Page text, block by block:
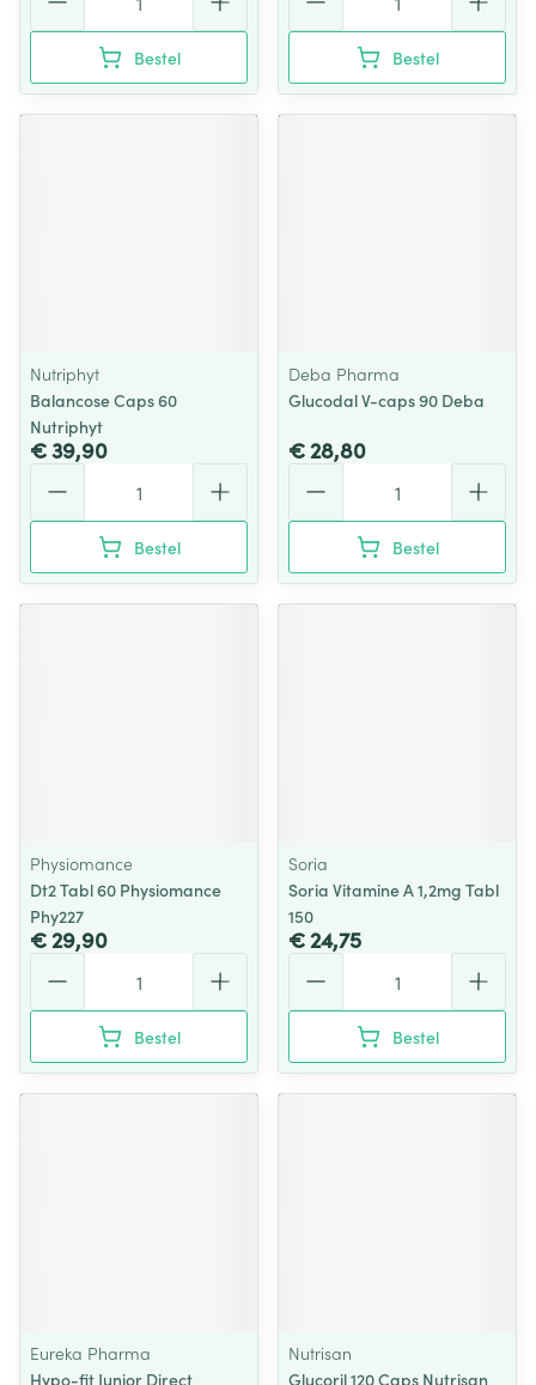
Bestel Bestel
Nutriphyt
Balancose Caps 60
Nutriphyt
€ 39,90
Bestel
Deba Pharma
Glucodal V-caps 90 Deba
€ 28,80
Bestel
Physiomance
Dt2 Tabl 60 Physiomance
Phy227
€ 29,90
Bestel
Soria
Soria Vitamine A 1,2mg Tabl
150
€ 24,75
Bestel
Eureka Pharma
Hypo-fit Junior Direct
Nutrisan
Glucoril 120 Caps Nutrisan